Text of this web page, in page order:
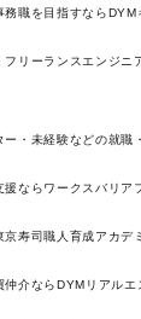
職を目指すならDYM
フリーランスエンジニ
ー・未経験などの就職
ならワークスバリア
寿司職人育成アカデ
介ならDYMリアルエ